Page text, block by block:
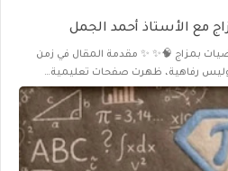
مع الأستاذ أحمد الجمل
بمزاج 🧠✨ ✨ مقدمة المقال في زمن
رفاهية، ظهرت صفحات تعليمية…